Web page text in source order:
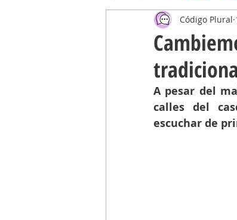
Código Plural
A pesar del
calles del
escuchar de